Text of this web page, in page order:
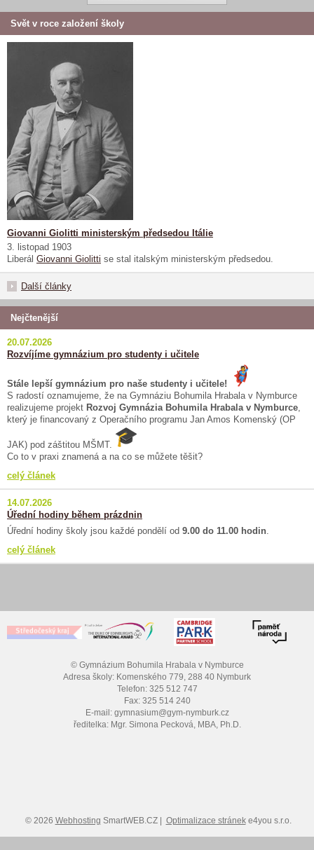
Svět v roce založení školy
Giovanni Giolitti ministerským předsedou Itálie
3. listopad 1903
Liberál Giovanni Giolitti se stal italským ministerským předsedou.
Další články
Nejčtenější
20.07.2026
Rozvíjíme gymnázium pro studenty i učitele
Stále lepší gymnázium pro naše studenty i učitele!
S radostí oznamujeme, že na Gymnáziu Bohumila Hrabala v Nymburce
realizujeme projekt Rozvoj Gymnázia Bohumila Hrabala v Nymburce
který je financovaný z Operačního programu Jan Amos Komenský (OP
JAK) pod záštitou MŠMT.
Co to v praxi znamená a na co se můžete těšit?
celý článek
14.07.2026
Úřední hodiny během prázdnin
Úřední hodiny školy jsou každé pondělí od 9.00 do 11.00 hodin
celý článek
© Gymnázium Bohumila Hrabala v Nymburce
Adresa školy: Komenského 779, 288 40 Nymburk
Telefon: 325 512 747
Fax: 325 514 240
E-mail: gymnasium@gym-nymburk.cz
ředitelka: Mgr. Simona Pecková, MBA, Ph.D.
© 2026 Webhosting SmartWEB.CZ | Optimalizace stráneke4you s.r.o.